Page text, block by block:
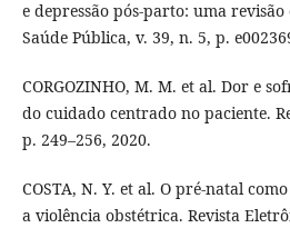
e depressão pós-parto: uma revisão
Saúde Pública, v. 39, n. 5, p.
CORGOZINHO, M. M. et al. Dor e
do cuidado centrado no paciente.
p. 249–256, 2020.
COSTA, N. Y. et al. O pré-natal
a violência obstétrica. Revista